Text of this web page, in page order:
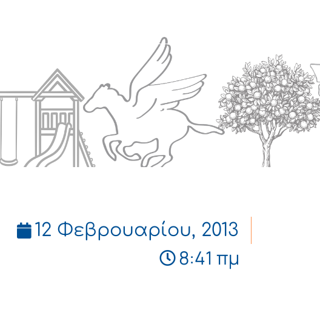
12 Φεβρουαρίου, 2013
8:41 πμ